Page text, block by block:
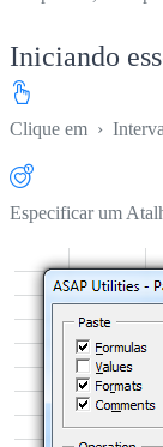
Iniciando
Clique em ›
Especificar um